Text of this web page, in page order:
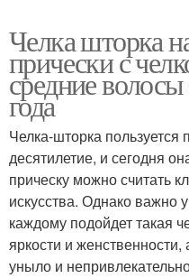
Челка шторка
прически с
средние
года
Челка-шторка
десятилетие, и сегодня
прическу можно считать
искусства. Однако важно
каждому подойдет такая
яркости и женственности,
уныло и